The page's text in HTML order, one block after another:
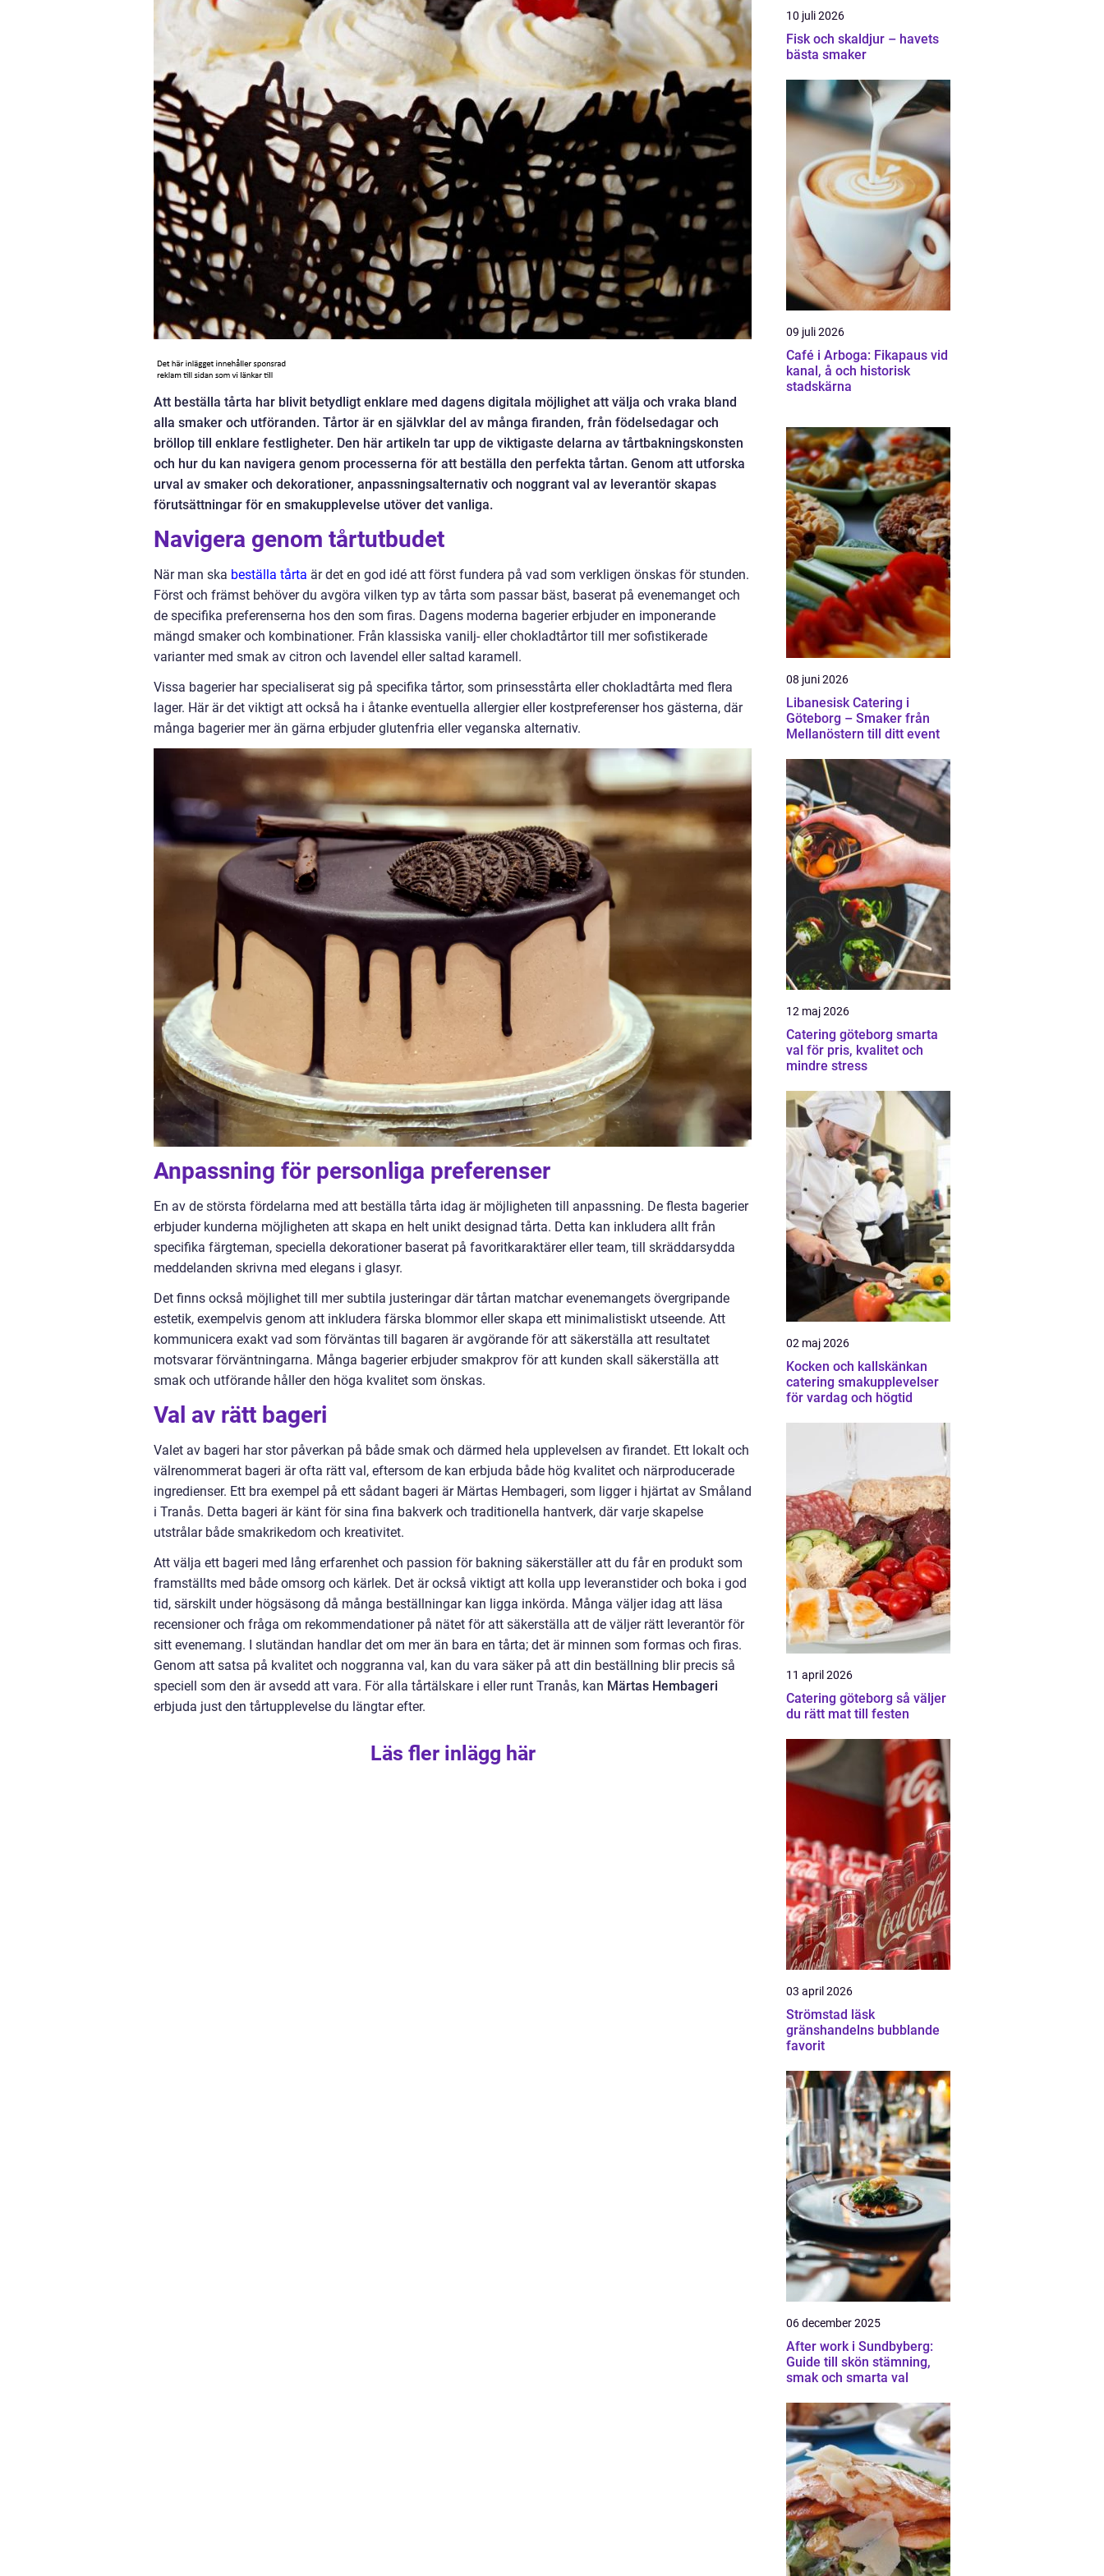
Att beställa tårta har blivit betydligt enklare med dagens digitala möjlighet att välja och vraka bland
alla smaker och utföranden. Tårtor är en självklar del av många firanden, från födelsedagar och
bröllop till enklare festligheter. Den här artikeln tar upp de viktigaste delarna av tårtbakningskonsten
och hur du kan navigera genom processerna för att beställa den perfekta tårtan. Genom att utforska
urval av smaker och dekorationer, anpassningsalternativ och noggrant val av leverantör skapas
förutsättningar för en smakupplevelse utöver det vanliga.
Navigera genom tårtutbudet
När man ska beställa tårta är det en god idé att först fundera på vad som verkligen önskas för stunden.
Först och främst behöver du avgöra vilken typ av tårta som passar bäst, baserat på evenemanget och
de specifika preferenserna hos den som firas. Dagens moderna bagerier erbjuder en imponerande
mängd smaker och kombinationer. Från klassiska vanilj- eller chokladtårtor till mer sofistikerade
varianter med smak av citron och lavendel eller saltad karamell.
Vissa bagerier har specialiserat sig på specifika tårtor, som prinsesstårta eller chokladtårta med flera
lager. Här är det viktigt att också ha i åtanke eventuella allergier eller kostpreferenser hos gästerna, där
många bagerier mer än gärna erbjuder glutenfria eller veganska alternativ.
Anpassning för personliga preferenser
En av de största fördelarna med att beställa tårta idag är möjligheten till anpassning. De flesta bagerier
erbjuder kunderna möjligheten att skapa en helt unikt designad tårta. Detta kan inkludera allt från
specifika färgteman, speciella dekorationer baserat på favoritkaraktärer eller team, till skräddarsydda
meddelanden skrivna med elegans i glasyr.
Det finns också möjlighet till mer subtila justeringar där tårtan matchar evenemangets övergripande
estetik, exempelvis genom att inkludera färska blommor eller skapa ett minimalistiskt utseende. Att
kommunicera exakt vad som förväntas till bagaren är avgörande för att säkerställa att resultatet
motsvarar förväntningarna. Många bagerier erbjuder smakprov för att kunden skall säkerställa att
smak och utförande håller den höga kvalitet som önskas.
Val av rätt bageri
Valet av bageri har stor påverkan på både smak och därmed hela upplevelsen av firandet. Ett lokalt och
välrenommerat bageri är ofta rätt val, eftersom de kan erbjuda både hög kvalitet och närproducerade
ingredienser. Ett bra exempel på ett sådant bageri är Märtas Hembageri, som ligger i hjärtat av Småland
i Tranås. Detta bageri är känt för sina fina bakverk och traditionella hantverk, där varje skapelse
utstrålar både smakrikedom och kreativitet.
Att välja ett bageri med lång erfarenhet och passion för bakning säkerställer att du får en produkt som
framställts med både omsorg och kärlek. Det är också viktigt att kolla upp leveranstider och boka i god
tid, särskilt under högsäsong då många beställningar kan ligga inkörda. Många väljer idag att läsa
recensioner och fråga om rekommendationer på nätet för att säkerställa att de väljer rätt leverantör för
sitt evenemang. I slutändan handlar det om mer än bara en tårta; det är minnen som formas och firas.
Genom att satsa på kvalitet och noggranna val, kan du vara säker på att din beställning blir precis så
speciell som den är avsedd att vara. För alla tårtälskare i eller runt Tranås, kan Märtas Hembageri
erbjuda just den tårtupplevelse du längtar efter.
Läs fler inlägg här
10 juli 2026
Fisk och skaldjur – havets
bästa smaker
09 juli 2026
Café i Arboga: Fikapaus vid
kanal, å och historisk
stadskärna
08 juni 2026
Libanesisk Catering i
Göteborg – Smaker från
Mellanöstern till ditt event
12 maj 2026
Catering göteborg smarta
val för pris, kvalitet och
mindre stress
02 maj 2026
Kocken och kallskänkan
catering smakupplevelser
för vardag och högtid
11 april 2026
Catering göteborg så väljer
du rätt mat till festen
03 april 2026
Strömstad läsk
gränshandelns bubblande
favorit
06 december 2025
After work i Sundbyberg:
Guide till skön stämning,
smak och smarta val